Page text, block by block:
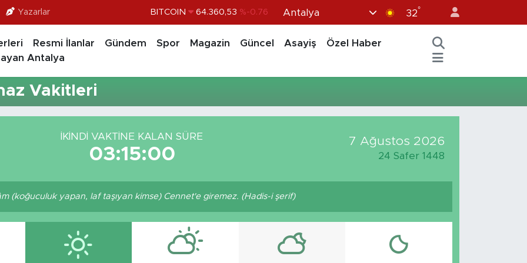
Yazarlar BITCOIN 64.360,53 %-0.76
STERLİN 64,1897 %0.02
BİST100 13.887 %64
Antalya 32°
Resmi İlanlar Gündem Spor Magazin Güncel Asayiş
Özel Haber
Antalya
Vakitleri
İKINDI VAKTINE KALAN SÜRE
03:15:00
7 Ağustos 2026
24 Safer 1448
(koğuculuk yapan, laf taşıyan kimse) Cennet'e giremez. (Hadis-i şerif)